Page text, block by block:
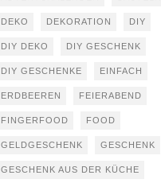
DEKO DEKORATION DIY
DIY DEKO DIY GESCHENK
DIY GESCHENKE EINFACH
ERDBEEREN FEIERABEND
FINGERFOOD FOOD
GELDGESCHENK GESCHENK
GESCHENK AUS DER KÜCHE